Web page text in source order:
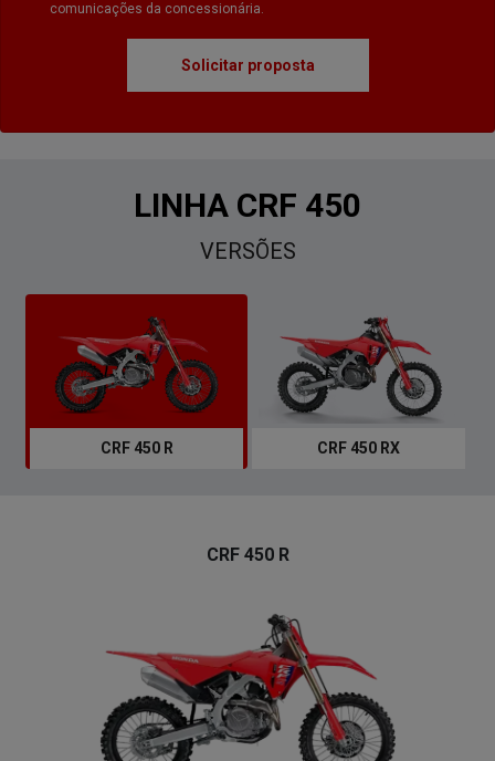
comunicações da concessionária.
Solicitar proposta
LINHA CRF 450
VERSÕES
CRF 450 R CRF 450 RX
CRF 450 R